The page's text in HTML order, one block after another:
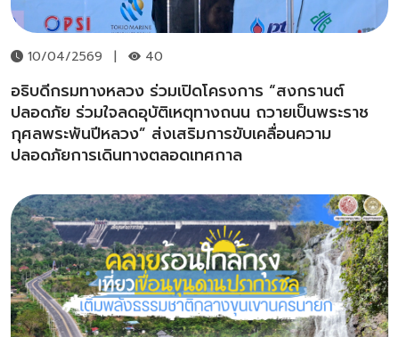
10/04/2569 | 40
อธิบดีกรมทางหลวง ร่วมเปิดโครงการ “สงกรานต์
ปลอดภัย ร่วมใจลดอุบัติเหตุทางถนน ถวายเป็นพระราช
กุศลพระพันปีหลวง” ส่งเสริมการขับเคลื่อนความ
ปลอดภัยการเดินทางตลอดเทศกาล